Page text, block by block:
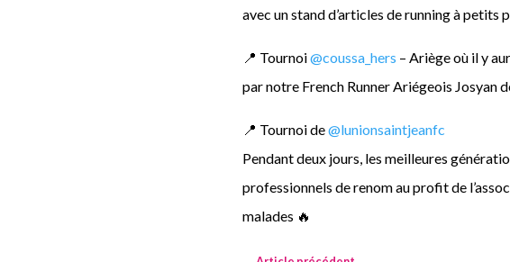
avec un stand d’articles de running à petits
📍 Tournoi@coussa_hers – Ariège où il y
par notre French Runner Ariégeois Josyan
📍 Tournoi de@lunionsaintjeanfc
Pendant deux jours, les meilleures
professionnels de renom au profit de
malades 🔥